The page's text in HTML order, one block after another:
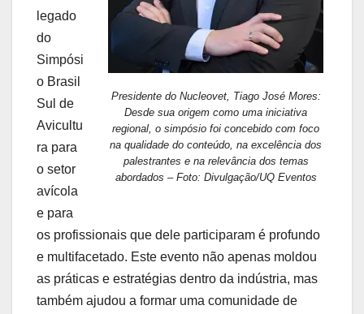
Presidente do Nucleovet, Tiago José Mores:
Desde sua origem como uma iniciativa
regional, o simpósio foi concebido com foco
na qualidade do conteúdo, na excelência dos
palestrantes e na relevância dos temas
abordados – Foto: Divulgação/UQ Eventos
legado
do
Simpósi
o Brasil
Sul de
Avicultu
ra para
o setor
avícola
e para
os profissionais que dele participaram é profundo
e multifacetado. Este evento não apenas moldou
as práticas e estratégias dentro da indústria, mas
também ajudou a formar uma comunidade de